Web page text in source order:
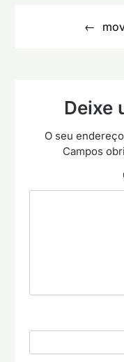
Deixe
O seu
Campos